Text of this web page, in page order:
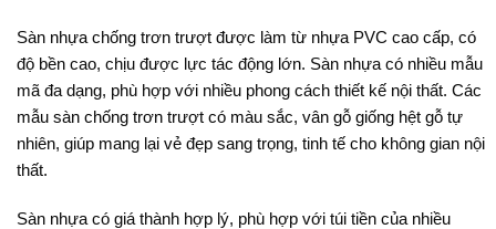
Sàn nhựa chống trơn trượt được làm từ nhựa PVC cao cấp, có
độ bền cao, chịu được lực tác động lớn. Sàn nhựa có nhiều mẫu
mã đa dạng, phù hợp với nhiều phong cách thiết kế nội thất. Các
mẫu sàn chống trơn trượt có màu sắc, vân gỗ giống hệt gỗ tự
nhiên, giúp mang lại vẻ đẹp sang trọng, tinh tế cho không gian nội
thất.
Sàn nhựa có giá thành hợp lý, phù hợp với túi tiền của nhiều